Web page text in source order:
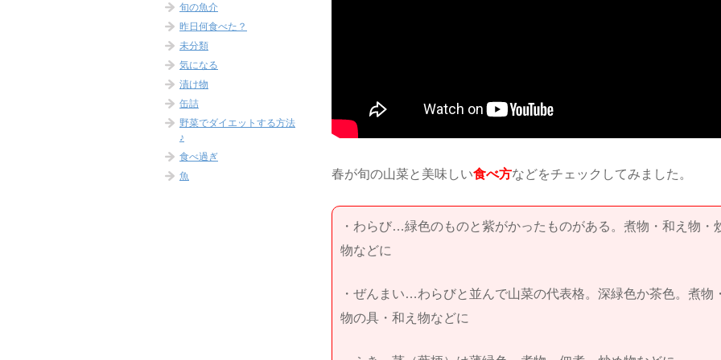
春が旬の山菜と美味しい食べ方などをチェックしてみました。
・わらび…緑色のものと紫がかったものがある。煮物・和え物・
物などに
・ぜんまい…わらびと並んで山菜の代表格。深緑色か茶色。煮物
物の具・和え物などに
旬の魚介
昨日何食べた？
未分類
気になる
漬け物
缶詰
野菜でダイエットする方法
♪
食べ過ぎ
魚